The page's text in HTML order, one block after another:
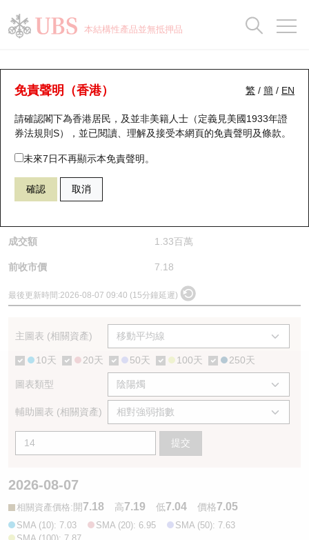
本結構性產品並無抵押品
繁 / 簡 / EN
免責聲明（香港）
請確認閣下為香港居民，及並非美籍人士（定義見美國1933年證
券法規則S），並已閱讀、理解及接受本網頁的免責聲明及條款。
未來7日不再顯示本免責聲明。
確認 取消
正股分析儀
1478 丘鈦科技
(1478) 丘鈦科技
$7.08 (-1.39%)
成交額 1.33百萬
前收市價 7.18
最後更新時間:2026-08-07 09:40 (15分鐘延遲)
主圖表 (相關資產)
10天 20天 50天 100天 250天
圖表類型
輔助圖表 (相關資產)
提交
2026-08-07
相關資產價格:開7.18 高7.19 低7.04 價格7.05
SMA (10): 7.03 SMA (20): 6.95
SMA (50): 7.63
瑞銀認股證一覽
新發行瑞銀認股證
即將到期認股證
認股證到期結算價查詢
認股證分析儀
引伸波幅比較圖
認股證文件及公告
認股證文件及公告 (瑞信)
街貨統計
比較
牛熊全景快搜
牛熊證搜尋
牛熊證街貨分佈圖
正股牛熊證列表
新發行瑞銀牛熊證
即將到期牛熊證
牛熊證到期結算價查詢
牛熊證分析儀
牛熊證文件及公告
街貨統計
比較
十大升幅/跌幅
十大認股證成交分佈
十天股證佔大市成交
資金流
街貨統計
正股分析儀
二十大活躍股份
恒指成份股
國指成份股
科指成份股
業績及經濟日曆
AH 股價對照
ADR
持股比重
顯示所有持股比重
每月輪證大市專題
輪證專欄
講座及教育短片
認股證投資者教育
牛熊證投資者教育